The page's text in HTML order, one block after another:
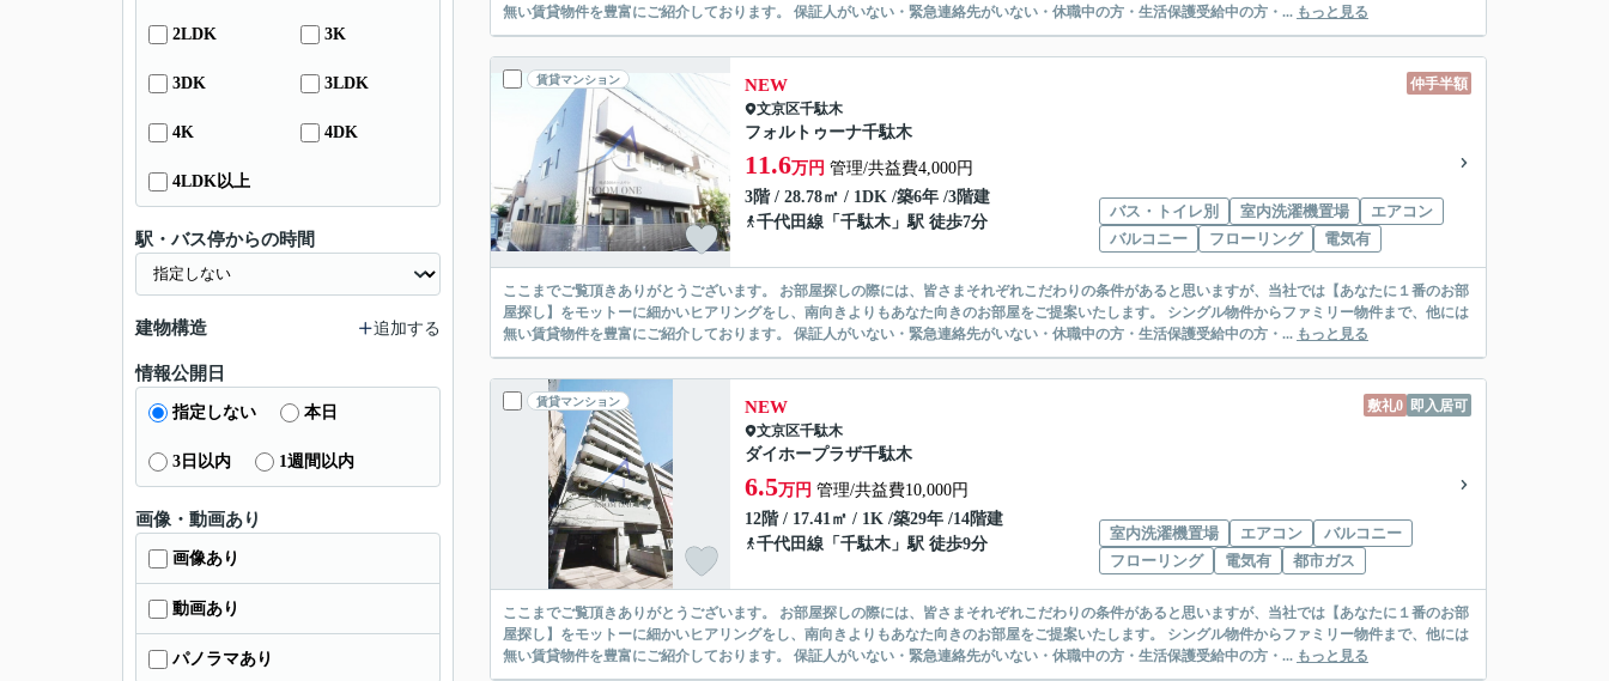
無い賃貸物件を豊富にご紹介しております。 保証人がいない・緊急連絡先がいない・休職中の方・生活保護受給中の方・... もっと見る
賃貸マンション 仲手半額
NEW
文京区千駄木
フォルトゥーナ千駄木
11.6万円 管理/共益費4,000円
3階 / 28.78㎡ / 1DK /築6年 /3階建
千代田線 「 千駄木 」駅 徒歩7分
バス・トイレ別 室内洗濯機置場
エアコン
バルコニー
フローリング 電気有
ここまでご覧頂きありがとうございます。 お部屋探しの際には、皆さまそれぞれこだわりの条件があると思いますが、当社では【あなたに１番のお部
屋探し】をモットーに細かいヒアリングをし、南向きよりもあなた向きのお部屋をご提案いたします。 シングル物件からファミリー物件まで、他には
無い賃貸物件を豊富にご紹介しております。 保証人がいない・緊急連絡先がいない・休職中の方・生活保護受給中の方・... もっと見る
賃貸マンション 敷礼0 即入居可
NEW
文京区千駄木
ダイホープラザ千駄木
6.5万円 管理/共益費10,000円
12階 / 17.41㎡ / 1K /築29年 /14階建
千代田線 「 千駄木 」駅 徒歩9分
室内洗濯機置場 エアコン
バルコニー
フローリング
電気有 都市ガス
ここまでご覧頂きありがとうございます。 お部屋探しの際には、皆さまそれぞれこだわりの条件があると思いますが、当社では【あなたに１番のお部
屋探し】をモットーに細かいヒアリングをし、南向きよりもあなた向きのお部屋をご提案いたします。 シングル物件からファミリー物件まで、他には
無い賃貸物件を豊富にご紹介しております。 保証人がいない・緊急連絡先がいない・休職中の方・生活保護受給中の方・... もっと見る
2LDK 3K
3DK 3LDK
4K 4DK
4LDK以上
駅・バス停からの時間
建物構造 追加する
情報公開日
指定しない 本日
3日以内 1週間以内
画像・動画あり
画像あり
動画あり
パノラマあり